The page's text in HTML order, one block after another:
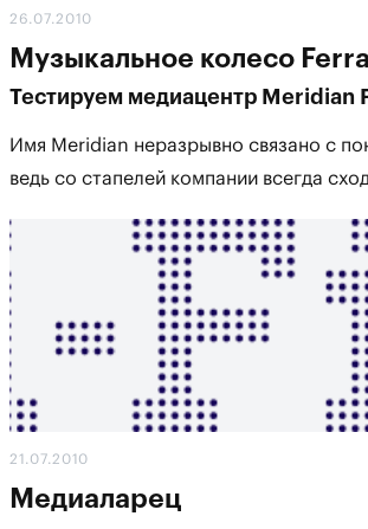
26.07.2010
Музыкальное колесо
Тестируем медиацентр Meridian
Имя Meridian неразрывно связано с
ведь со стапелей компании всегда
21.07.2010
Медиаларец